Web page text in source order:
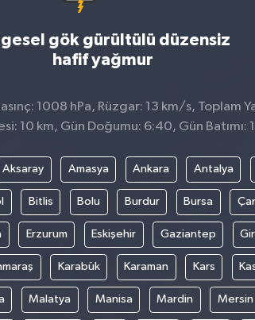
gök gürültülü düzensiz
hafif yağmur
1008 hPa, Rüzgar: 13 km/s, Toplam
10 km, Gün Doğumu: 6:40, Gün Batımı:
Aksaray Amasya Ankara Antalya
Bitlis Bolu Burdur Bursa
Erzurum Eskişehir Gaziantep
Karabük Karaman Kars
Malatya Manisa Mardin Mersin